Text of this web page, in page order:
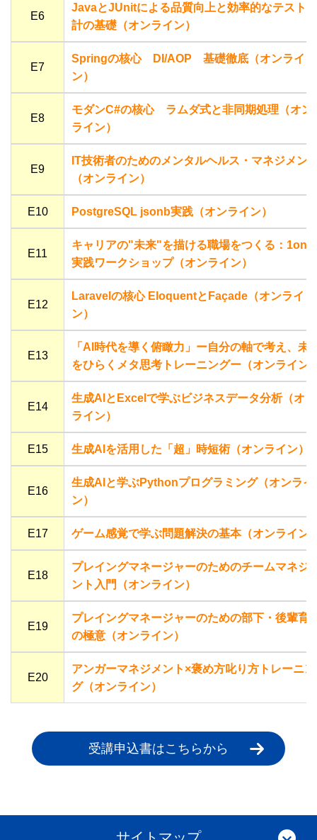
E6
JavaとJUnitによる品質向上と効率的なテスト設
計の基礎（オンライン）
E7
Springの核心 DI/AOP 基礎徹底（オンライ
ン）
E8
モダンC#の核心 ラムダ式と非同期処理（オン
ライン）
E9
IT技術者のためのメンタルヘルス・マネジメン
（オンライン）
E10 PostgreSQL jsonb実践（オンライン）
E11
キャリアの"未来"を描ける職場をつくる：1on1
実践ワークショップ（オンライン）
E12
Laravelの核心 EloquentとFaçade（オンライ
ン）
E13
「AI時代を導く俯瞰力」ー自分の軸で考え、未
をひらくメタ思考トレーニングー（オンライン
E14
生成AIとExcelで学ぶビジネスデータ分析（オン
ライン）
E15 生成AIを活用した「超」時短術（オンライン）
E16
生成AIと学ぶPythonプログラミング（オンライ
ン）
E17 ゲーム感覚で学ぶ問題解決の基本（オンライン
E18
プレイングマネージャーのためのチームマネジ
ント入門（オンライン）
E19
プレイングマネージャーのための部下・後輩育
の極意（オンライン）
E20
アンガーマネジメント×褒め方叱り方トレーニン
グ（オンライン）
受講申込書はこちらから